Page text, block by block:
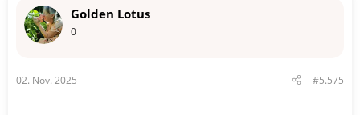
Golden Lotus
0
02. Nov. 2025 #5.575